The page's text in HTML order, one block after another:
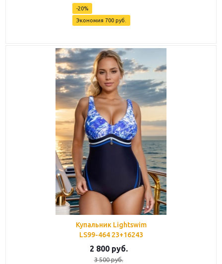
-20%
Экономия 700руб.
Купальник Lightswim
LS99-464 23+16243
2 800руб.
3 500руб.